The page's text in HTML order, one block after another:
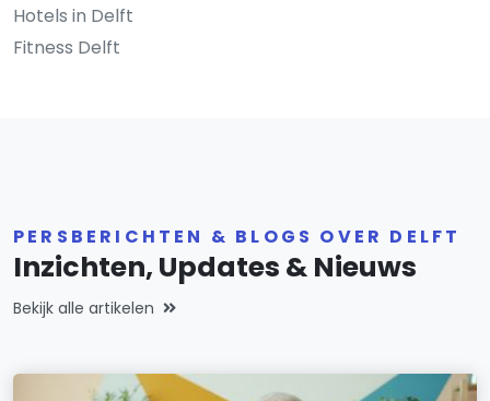
Hotels in Delft
Fitness Delft
PERSBERICHTEN & BLOGS OVER DELFT
Inzichten, Updates & Nieuws
Bekijk alle artikelen